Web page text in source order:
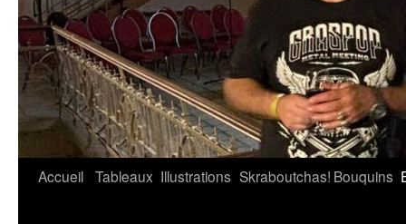
Accueil Tableaux Illustrations Skraboutchas! Bouquins